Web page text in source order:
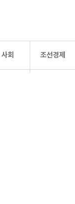
사회 조선경제